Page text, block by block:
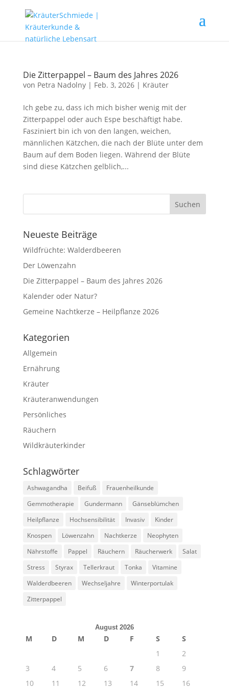
Die Zitterpappel – Baum des Jahres 2026
von Petra Nadolny| Feb. 3, 2026| Kräuter
Ich gebe zu, dass ich mich bisher wenig mit der
Zitterpappel oder auch Espe beschäftigt habe.
Fasziniert bin ich von den langen, weichen,
männlichen Kätzchen, die nach der Blüte unter dem
Baum auf dem Boden liegen. Während der Blüte
sind diese Kätzchen gelblich,...
Neueste Beiträge
Wildfrüchte: Walderdbeeren
Der Löwenzahn
Die Zitterpappel – Baum des Jahres 2026
Kalender oder Natur?
Gemeine Nachtkerze – Heilpflanze 2026
Kategorien
Allgemein
Ernährung
Kräuter
Kräuteranwendungen
Persönliches
Räuchern
Wildkräuterkinder
Schlagwörter
Ashwagandha Beifuß
Frauenheilkunde
Gemmotherapie
Gundermann
Gänseblümchen
Heilpflanze
Hochsensibilität Invasiv
Kinder
Knospen
Löwenzahn Nachtkerze
Neophyten
Nährstoffe
Pappel Räuchern Räucherwerk
Salat
Stress
Styrax Tellerkraut Tonka
Vitamine
Walderdbeeren
Wechseljahre
Winterportulak
Zitterpappel
August 2026
M D M D F S
S
1
2
3
4 5 6 7 8
9
10
11 12 13 14 15 16